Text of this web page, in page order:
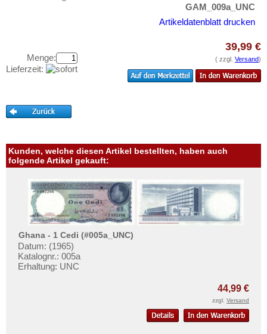
Kongo, Demokratische Republik
Lesotho
Liberia
Madagaskar
Mali
Marokko
Mauretanien
Mauritius
Mozambique
Namibia
Niger
Nigeria
Aufbewahrung
Ihre Bewertungen
Informationen
Ankauf
Erhaltungsgrade
Gratisbanknoten
FAQ
Mehr über...
Privatsphäre und Datenschutz
GAM_009a_UNC
Artikeldatenblatt drucken
Menge:
Lieferzeit:
39,99 €
( zzgl. Versand)
Kunden, welche diesen Artikel bestellten, haben auch
folgende Artikel gekauft:
Ghana - 1 Cedi (#005a_UNC)
Datum: (1965)
Katalognr.: 005a
Erhaltung: UNC
44,99 €
zzgl. Versand